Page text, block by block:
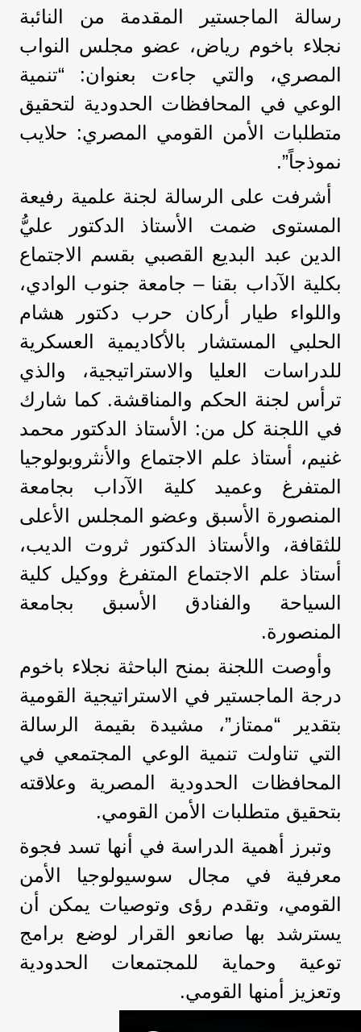
رسالة الماجستير المقدمة من النائبة
نجلاء باخوم رياض، عضو مجلس النواب
المصري، والتي جاءت بعنوان: “تنمية
الوعي في المحافظات الحدودية لتحقيق
متطلبات الأمن القومي المصري: حلايب
نموذجاً”.
أشرفت على الرسالة لجنة علمية رفيعة
المستوى ضمت الأستاذ الدكتور عليُّ
الدين عبد البديع القصبي بقسم الاجتماع
بكلية الآداب بقنا – جامعة جنوب الوادي،
واللواء طيار أركان حرب دكتور هشام
الحلبي المستشار بالأكاديمية العسكرية
للدراسات العليا والاستراتيجية، والذي
ترأس لجنة الحكم والمناقشة. كما شارك
في اللجنة كل من: الأستاذ الدكتور محمد
غنيم، أستاذ علم الاجتماع والأنثروبولوجيا
المتفرغ وعميد كلية الآداب بجامعة
المنصورة الأسبق وعضو المجلس الأعلى
للثقافة، والأستاذ الدكتور ثروت الديب،
أستاذ علم الاجتماع المتفرغ ووكيل كلية
السياحة والفنادق الأسبق بجامعة
المنصورة.
وأوصت اللجنة بمنح الباحثة نجلاء باخوم
درجة الماجستير في الاستراتيجية القومية
بتقدير “ممتاز”، مشيدة بقيمة الرسالة
التي تناولت تنمية الوعي المجتمعي في
المحافظات الحدودية المصرية وعلاقته
بتحقيق متطلبات الأمن القومي.
وتبرز أهمية الدراسة في أنها تسد فجوة
معرفية في مجال سوسيولوجيا الأمن
القومي، وتقدم رؤى وتوصيات يمكن أن
يسترشد بها صانعو القرار لوضع برامج
توعية وحماية للمجتمعات الحدودية
وتعزيز أمنها القومي.